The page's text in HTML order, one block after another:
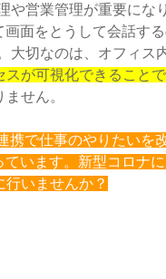
や営業管理が重要にな
画面をとうして会話す
大切なのは、オフィス
が可視化できることで
せん。
携で仕事のやりたいを
ています。新型コロナ
行いませんか？